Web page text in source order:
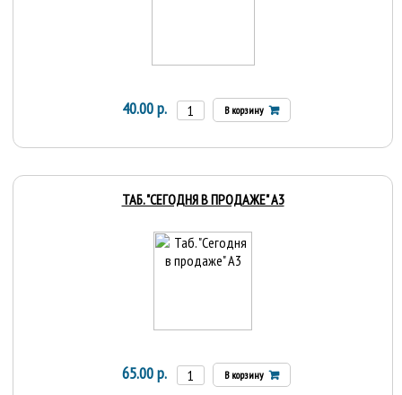
40.00 р. В корзину
ТАБ. "СЕГОДНЯ В ПРОДАЖЕ" А3
65.00 р. В корзину